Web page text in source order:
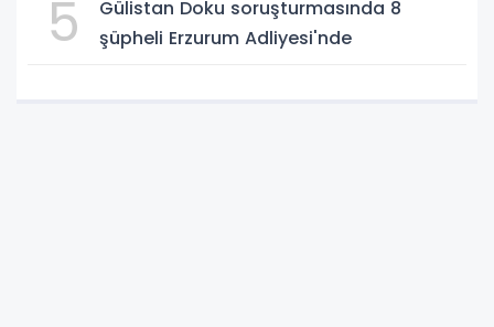
5
Gülistan Doku soruşturmasında 8
şüpheli Erzurum Adliyesi'nde